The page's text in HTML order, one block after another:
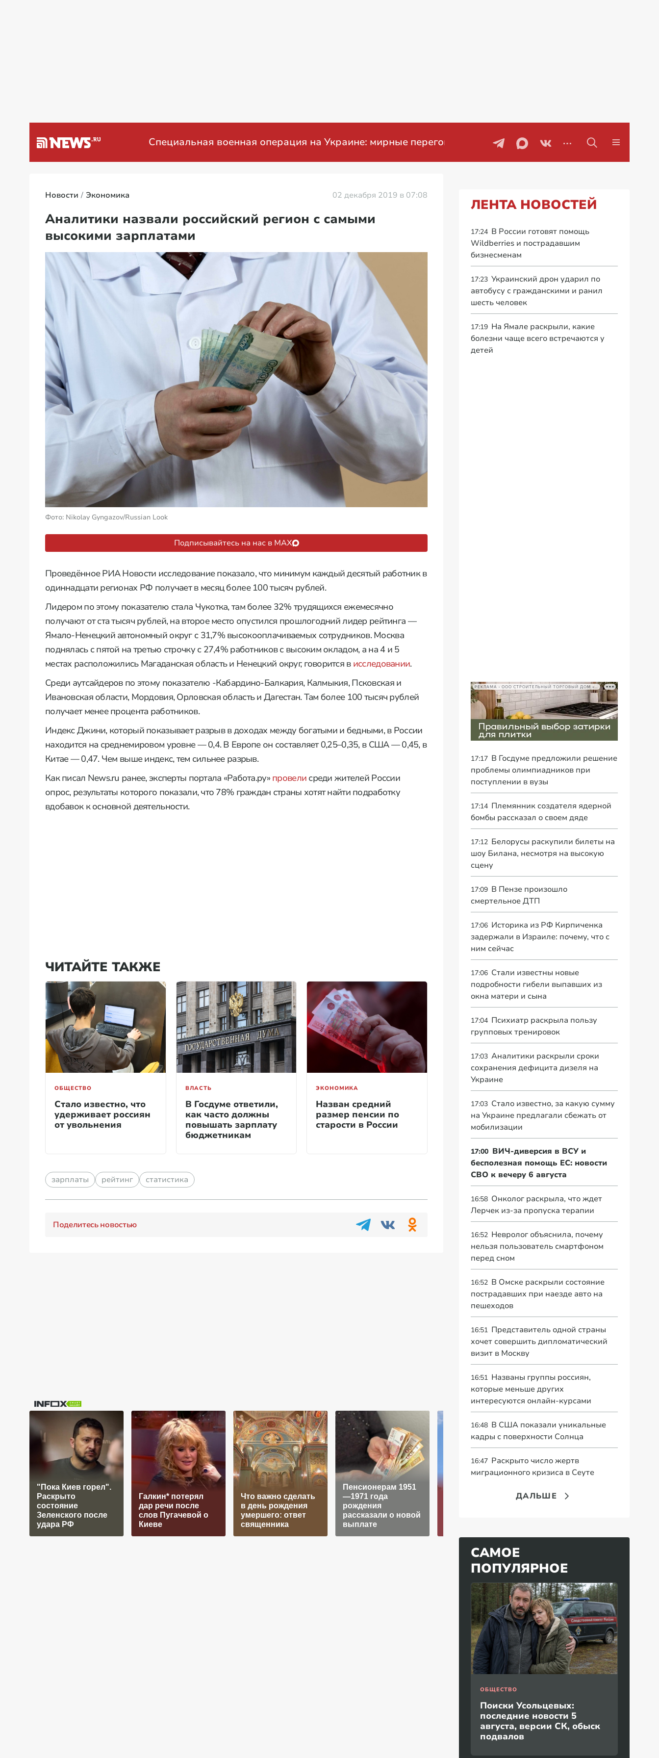
Специальная военная операция на Украине: мирные переговоры Проблемы с бензином в
Новости Экономика 02 декабря 2019 в 07:08
Аналитики назвали российский регион с самыми
высокими зарплатами
Фото: Nikolay Gyngazov/Russian Look
Подписывайтесь на нас в MAX
Проведённое РИА Новости исследование показало, что минимум каждый десятый работник в
одиннадцати регионах РФ получает в месяц более 100 тысяч рублей.
Лидером по этому показателю стала Чукотка, там более 32% трудящихся ежемесячно
получают от ста тысяч рублей, на второе место опустился прошлогодний лидер рейтинга —
Ямало-Ненецкий автономный округ с 31,7% высокооплачиваемых сотрудников. Москва
поднялась с пятой на третью строчку с 27,4% работников с высоким окладом, а на 4 и 5
местах расположились Магаданская область и Ненецкий округ, говорится в исследовании.
Среди аутсайдеров по этому показателю -Кабардино-Балкария, Калмыкия, Псковская и
Ивановская области, Мордовия, Орловская область и Дагестан. Там более 100 тысяч рублей
получает менее процента работников.
Индекс Джини, который показывает разрыв в доходах между богатыми и бедными, в России
находится на среднемировом уровне — 0,4. В Европе он составляет 0,25–0,35, в США — 0,45, в
Китае — 0,47. Чем выше индекс, тем сильнее разрыв.
Как писал News.ru ранее, эксперты портала «Работа.ру» провели среди жителей России
опрос, результаты которого показали, что 78% граждан страны хотят найти подработку
вдобавок к основной деятельности.
ЧИТАЙТЕ ТАКЖЕ
ОБЩЕСТВО
Стало известно, что
удерживает россиян
от увольнения
ВЛАСТЬ
В Госдуме ответили,
как часто должны
повышать зарплату
бюджетникам
ЭКОНОМИКА
Назван средний
размер пенсии по
старости в России
зарплаты рейтинг статистика
Поделитесь новостью
"Пока Киев горел".
Раскрыто
состояние
Зеленского после
удара РФ
Галкин* потерял
дар речи после
слов Пугачевой о
Киеве
Что важно сделать
в день рождения
умершего: ответ
священника
Пенсионерам 1951
—1971 года
рождения
рассказали о новой
выплате
"Ее больше нет". В
Захарова
ЛЕНТА НОВОСТЕЙ
17:24 В России готовят помощь
Wildberries и пострадавшим
бизнесменам
17:23 Украинский дрон ударил по
автобусу с гражданскими и ранил
шесть человек
17:19 На Ямале раскрыли, какие
болезни чаще всего встречаются у
детей
17:17 В Госдуме предложили решение
проблемы олимпиадников при
поступлении в вузы
17:14 Племянник создателя ядерной
бомбы рассказал о своем дяде
17:12 Белорусы раскупили билеты на
шоу Билана, несмотря на высокую
сцену
17:09 В Пензе произошло
смертельное ДТП
17:06 Историка из РФ Кирпиченка
задержали в Израиле: почему, что с
ним сейчас
17:06 Стали известны новые
подробности гибели выпавших из
окна матери и сына
17:04 Психиатр раскрыла пользу
групповых тренировок
17:03 Аналитики раскрыли сроки
сохранения дефицита дизеля на
Украине
17:03 Стало известно, за какую сумму
на Украине предлагали сбежать от
мобилизации
17:00 ВИЧ-диверсия в ВСУ и
бесполезная помощь ЕС: новости
СВО к вечеру 6 августа
16:58 Онколог раскрыла, что ждет
Лерчек из-за пропуска терапии
16:52 Невролог объяснила, почему
нельзя пользователь смартфоном
перед сном
16:52 В Омске раскрыли состояние
пострадавших при наезде авто на
пешеходов
16:51 Представитель одной страны
хочет совершить дипломатический
визит в Москву
16:51 Названы группы россиян,
которые меньше других
интересуются онлайн-курсами
16:48 В США показали уникальные
кадры с поверхности Солнца
16:47 Раскрыто число жертв
миграционного кризиса в Сеуте
ДАЛЬШЕ
САМОЕ
ПОПУЛЯРНОЕ
ОБЩЕСТВО
Поиски Усольцевых:
последние новости 5
августа, версии СК, обыск
подвалов